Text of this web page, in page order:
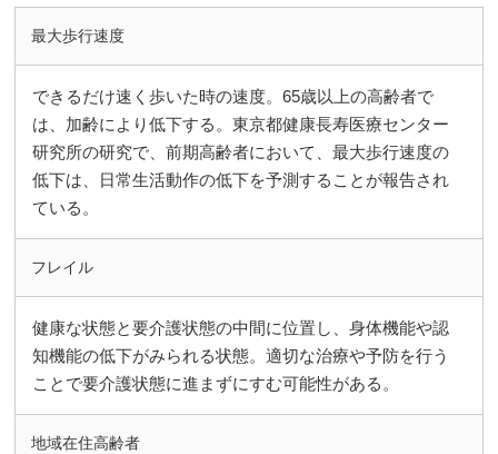
最大歩行速度
できるだけ速く歩いた時の速度。65歳以上の高齢者で
は、加齢により低下する。東京都健康長寿医療センター
研究所の研究で、前期高齢者において、最大歩行速度の
低下は、日常生活動作の低下を予測することが報告され
ている。
フレイル
健康な状態と要介護状態の中間に位置し、身体機能や認
知機能の低下がみられる状態。適切な治療や予防を行う
ことで要介護状態に進まずにすむ可能性がある。
地域在住高齢者